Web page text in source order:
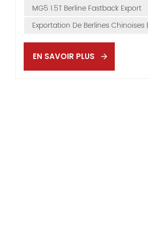
MG5 1.5T Berline Fastback Export
Exportation De Berlines
EN SAVOIR PLUS